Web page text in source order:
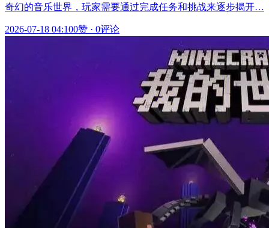
奇幻的音乐世界，玩家需要通过完成任务和挑战来逐步揭开…
2026-07-18 04:100赞 · 0评论